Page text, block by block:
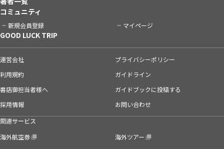
コミュニティ
新規会員登録 マイページ
GOOD LUCK TRIP
運営会社
プライバシーポリシー
利用規約
ガイドライン
書店御担当者様へ
ガイドブックに投稿する
採用情報
お問い合わせ
関連サービス
海外航空券
海外ツアー